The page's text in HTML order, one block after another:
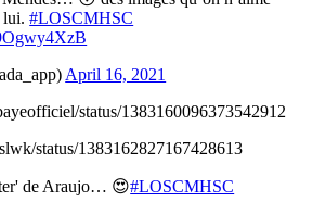
lui.#LOSCMHSC
April 16, 2021
status/1383160096373542912
status/1383162827167428613
de Araujo… 😍#LOSCMHSC